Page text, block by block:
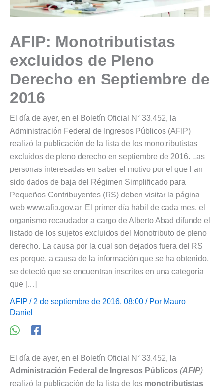
AFIP: Monotributistas
excluidos de Pleno
Derecho en Septiembre de
2016
El día de ayer, en el Boletín Oficial N° 33.452, la
Administración Federal de Ingresos Públicos (AFIP)
realizó la publicación de la lista de los monotributistas
excluidos de pleno derecho en septiembre de 2016. Las
personas interesadas en saber el motivo por el que han
sido dados de baja del Régimen Simplificado para
Pequeños Contribuyentes (RS) deben visitar la página
web www.afip.gov.ar. El primer día hábil de cada mes, el
organismo recaudador a cargo de Alberto Abad difunde el
listado de los sujetos excluidos del Monotributo de pleno
derecho. La causa por la cual son dejados fuera del RS
es porque, a causa de la información que se ha obtenido,
se detectó que se encuentran inscritos en una categoría
que […]
AFIP / 2 de septiembre de 2016, 08:00 / Por Mauro
Daniel
El día de ayer, en el Boletín Oficial N° 33.452, la
Administración Federal de Ingresos Públicos (AFIP)
realizó la publicación de la lista de los monotributistas